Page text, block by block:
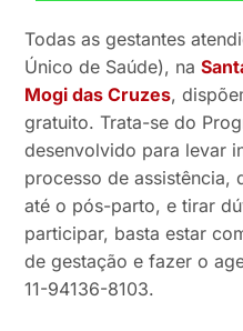
Todas as gestantes
Único de Saúde), na
Mogi das Cruzes,
gratuito. Trata-se do
desenvolvido para levar
processo de assistência,
até o pós-parto, e tirar
participar, basta estar
de gestação e fazer o
11-94136-8103.